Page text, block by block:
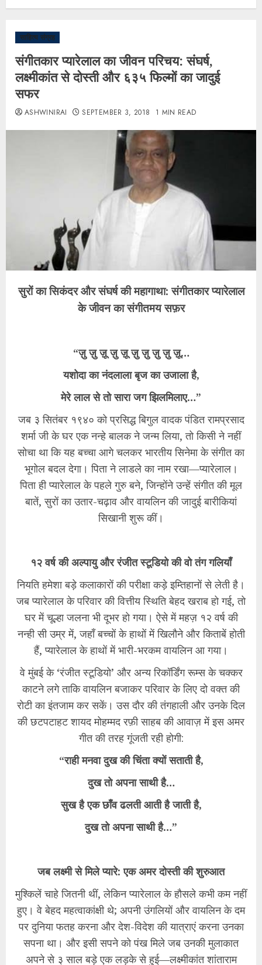
साहित्य संग्रह
संगीतकार प्यारेलाल का जीवन परिचय: संघर्ष,
लक्ष्मीकांत से दोस्ती और ६३५ फिल्मों का जादुई
सफर
ASHWINIRAI SEPTEMBER 3, 2018 1 MIN READ
सुरों का सिकंदर और संघर्ष की महागाथा: संगीतकार प्यारेलाल
के जीवन का संगीतमय सफ़र
“ज़ु ज़ु ज़ू ज़ु ज़ू ज़ु ज़ु ज़ु ज़ु ज़ू…
यशोदा का नंदलाला बृज का उजाला है,
मेरे लाल से तो सारा जग झिलमिलाए…”
​जब ३ सितंबर १९४० को प्रसिद्ध बिगुल वादक पंडित रामप्रसाद
शर्मा जी के घर एक नन्हे बालक ने जन्म लिया, तो किसी ने नहीं
सोचा था कि यह बच्चा आगे चलकर भारतीय सिनेमा के संगीत का
भूगोल बदल देगा। पिता ने लाडले का नाम रखा—प्यारेलाल।
पिता ही प्यारेलाल के पहले गुरु बने, जिन्होंने उन्हें संगीत की मूल
बातें, सुरों का उतार-चढ़ाव और वायलिन की जादुई बारीकियां
सिखानी शुरू कीं।
१२ वर्ष की अल्पायु और रंजीत स्टूडियो की वो तंग गलियाँ
​नियति हमेशा बड़े कलाकारों की परीक्षा कड़े इम्तिहानों से लेती है।
जब प्यारेलाल के परिवार की वित्तीय स्थिति बेहद खराब हो गई, तो
घर में चूल्हा जलना भी दूभर हो गया। ऐसे में महज़ १२ वर्ष की
नन्ही सी उम्र में, जहाँ बच्चों के हाथों में खिलौने और किताबें होती
हैं, प्यारेलाल के हाथों में भारी-भरकम वायलिन आ गया।
​वे मुंबई के ‘रंजीत स्टूडियो’ और अन्य रिकॉर्डिंग रूम्स के चक्कर
काटने लगे ताकि वायलिन बजाकर परिवार के लिए दो वक्त की
रोटी का इंतजाम कर सकें। उस दौर की तंगहाली और उनके दिल
की छटपटाहट शायद मोहम्मद रफ़ी साहब की आवाज़ में इस अमर
गीत की तरह गूंजती रही होगी:
“राही मनवा दुख की चिंता क्यों सताती है,
दुख तो अपना साथी है…
सुख है एक छाँव ढलती आती है जाती है,
दुख तो अपना साथी है…”
जब लक्ष्मी से मिले प्यारे: एक अमर दोस्ती की शुरुआत
​मुश्किलें चाहे जितनी थीं, लेकिन प्यारेलाल के हौसले कभी कम नहीं
हुए। वे बेहद महत्वाकांक्षी थे; अपनी उंगलियों और वायलिन के दम
पर दुनिया फतह करना और देश-विदेश की यात्राएं करना उनका
सपना था। और इसी सपने को पंख मिले जब उनकी मुलाकात
अपने से ३ साल बड़े एक लड़के से हुई—लक्ष्मीकांत शांताराम